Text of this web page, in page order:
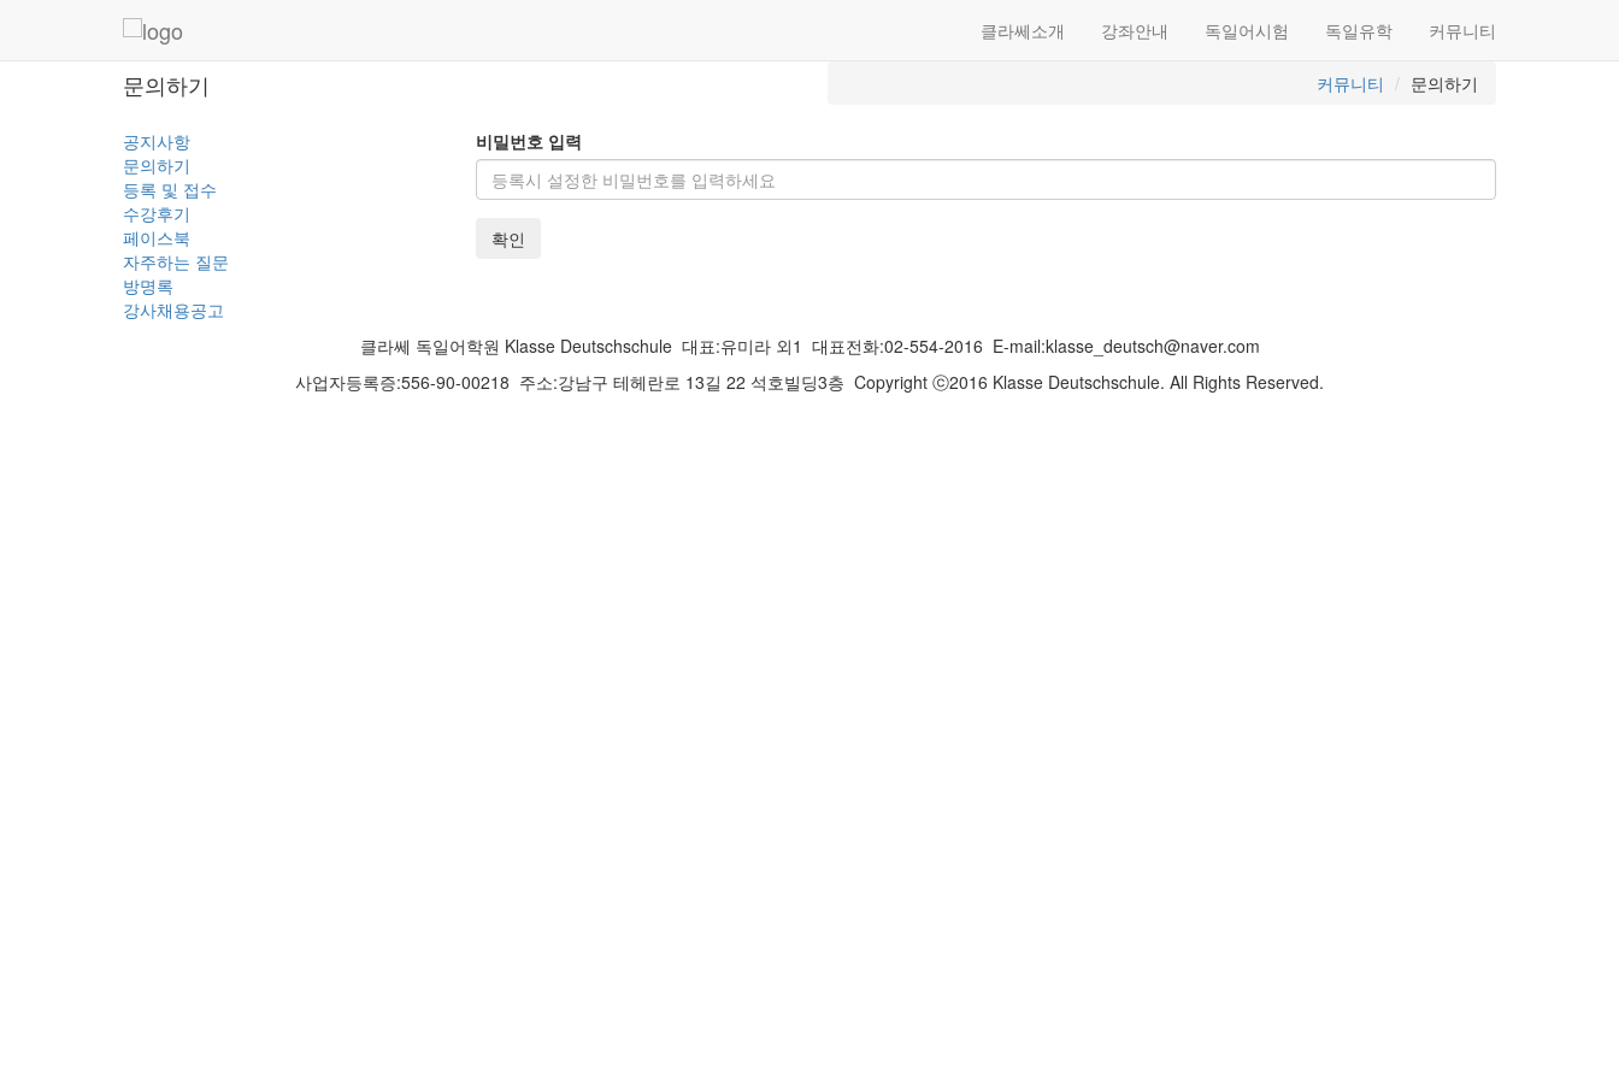
클라쎄소개 강좌안내 독일어시험 독일유학 커뮤니티
문의하기 커뮤니티 문의하기
공지사항
문의하기
등록 및 접수
수강후기
페이스북
자주하는 질문
방명록
강사채용공고
비밀번호 입력
확인
클라쎄 독일어학원 Klasse Deutschschule 대표:유미라 외1 대표전화:02-554-2016 E-mail:klasse_deutsch@naver.com
사업자등록증:556-90-00218 주소:강남구 테헤란로 13길 22 석호빌딩3층 Copyright ⓒ2016 Klasse Deutschschule. All Rights Reserved.